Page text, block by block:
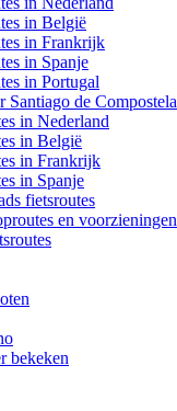
in België
in Frankrijk
in Spanje
in Portugal
Santiago de Compostela
in Nederland
in België
in Frankrijk
in Spanje
fietsroutes
en voorzieningen
bekeken